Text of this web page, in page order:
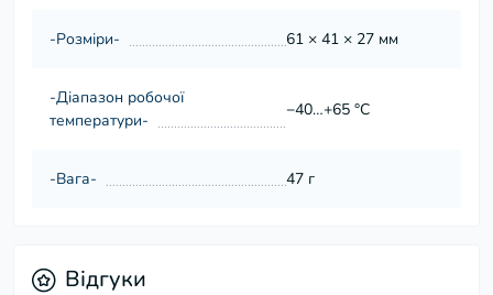
-Розміри- 61 × 41 × 27 мм
-Діапазон робочої
температури-
−40…+65 °C
-Вага- 47 г
Відгуки